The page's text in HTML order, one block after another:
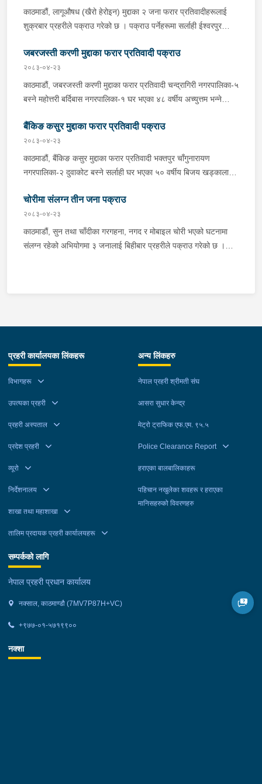
जिल्ला अदालत बागलुङबाट ५ दिन म्याद थप अनुमति लिई यस सम्बन्धमा
प्रहरीले आवश्यक अनुसन्धान गरिरहेको छ ।
काठमाडौं, लागूऔषध (खैरो हेरोइन) मुद्दाका २ जना फरार प्रतिवादीहरूलाई
शुक्रबार प्रहरीले पक्राउ गरेको छ । पक्राउ पर्नेहरूमा सर्लाही ईश्वरपुर
महत्तो रहेका छन् । जिल्ला अदालत महोत्तरीबाट उक्त मुद्दामा पक्राउ पुर्जी जारी
भई फरार रहेका उनीहरूलाई लागूऔषध नियन्त्रण ब्यूरो शाखा कार्यालय
बर्दिबास महोत्तरीबाट खटिएको प्रहरीले सर्लाही ईश्वरपुर नगरपालिका-५ बाट
पक्राउ गरेको हो । कञ्चनपुर, लागूऔषध (खैरो हेरोइन) मुद्दाका फरार
प्रहरीले पक्राउ गरेको छ । जिल्ला अदालत कञ्चनपुरको २०८१ पुस १९ गते
फैसलाले उक्त मुद्दामा १० वर्ष ३ महिना कैद सजाय ठहर भई कारागार कार्यालय
कञ्चनपुरमा थुनामा रहेकोमा गत भदौ २४ गते कारगारबाट भागी फरार रहेका
उनलाई इलाका प्रहरी कार्यालय गड्डाचौकीबाट खटिएको प्रहरीले भीमदत्त
नगरपालिका-११ गड्डाचौकीबाट पक्राउ गरेको हो । उनलाई कैद भुक्तानको
लागि कारागार कार्यालय कञ्चनपुर पठाइएको छ ।
जबरजस्ती करणी मुद्दाका फरार प्रतिवादी पक्राउ
२०८३-०४-२३
काठमाडौं, जबरजस्ती करणी मुद्दाका फरार प्रतिवादी चन्द्रागिरी नगरपालिका-५
बस्ने महोत्तरी बर्दिबास नगरपालिका-१ घर भएका ४८ वर्षीय अच्युत्तम भन्ने
अदालत महोत्तरीबाट २०८३ वैशाख २१ गते उक्त मुद्दामा पक्राउ अनुमति
प्राप्त भई फरार रहेका उनलाई काठमाडौं उपत्यका अपराध अनुसन्धान
कार्यालय टेकुबाट खटिएको प्रहरीले चन्द्रागिरी नगरपालिका-५ हाईविजन
क्लोनीबाट पक्राउ गरेको हो । उनलाई आवश्यक अनुसन्धान तथा कारबाहीको
बैंकिङ कसुर मुद्दाका फरार प्रतिवादी पक्राउ
२०८३-०४-२३
काठमाडौं, बैंकिङ कसुर मुद्दाका फरार प्रतिवादी भक्तपुर चाँगुनारायण
नगरपालिका-२ दुवाकोट बस्ने सर्लाही घर भएका ५० वर्षीय बिजय खड्कालाई
पक्राउ पुर्जी जारी भई फरार रहेका उनलाई काठमाडौं उपत्यका अपराध
अनुसन्धान कार्यालय टेकुबाट खटिएको प्रहरीले भक्तपुर चाँगुनारायण
नगरपालिका-२ दुवाकोटबाट पक्राउ गरेको हो । उनलाई आवश्यक अनुसन्धान
तथा कारबाहीको लागि इलाका प्रहरी कार्यालय हरिवन सर्लाही पठाइएको छ ।
चोरीमा संलग्न तीन जना पक्राउ
२०८३-०४-२३
काठमाडौं, सुन तथा चाँदीका गरगहना, नगद र मोबाइल चोरी भएको घटनामा
संलग्न रहेको अभियोगमा ३ जनालाई बिहीबार प्रहरीले पक्राउ गरेको छ ।
राधाकृष्ण मन्दिरस्थित घरबाट साउन २० गते सुन तथा चाँदीका गरगहना, नगद
काठमाडौं उपत्यका अपराध अनुसन्धान कार्यालय टेकु समेतबाट खटिएको
पक्राउ गरेको हो । उनीहरूलाई आवश्यक अनुसन्धान तथा कारबाहीको लागि
जिल्ला प्रहरी परिसर काठमाडौं पठाइएको छ ।
प्रहरी कार्यालयका लिंकहरू
विभागहरू
उपत्यका प्रहरी
प्रहरी अस्पताल
प्रदेश प्रहरी
व्यूरो
निर्देशनालय
शाखा तथा महाशाखा
तालिम प्रदायक प्रहरी कार्यालयहरू
अन्य लिंकहरु
नेपाल प्रहरी श्रीमती संघ
आसरा सुधार केन्द्र
मेट्रो ट्राफिक एफ.एम. ९५.५
Police Clearance Report
हराएका बालबालिकाहरू
पहिचान नखुलेका शवहरू र हराएका
मानिसहरुको विवरणहरु
सम्पर्कको लागि
नेपाल प्रहरी प्रधान कार्यालय
नक्साल, काठमाण्डौ (7MV7P87H+VC)
+९७७-०१-५७१९९००
नक्शा